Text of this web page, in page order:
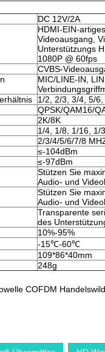
DC 12V/2A
HDMI-EIN-
Videoausgang,
Unterstützungs
1080P @ 60fps
CVBS-
MIC/LINE-IN,
1/2, 2/3, 3/4, 5/6,
QPSK/QAM16/
2K/8K
1/4, 1/8, 1/16, 1/
2/3/4/5/6/7/8
≤-104dBm
≤-97dBm
Stützen Sie
Audio- und
Stützen Sie
Audio- und
Transparente
des
10%-95%
-15℃-60℃
109*86*40mm
248g
COFDM